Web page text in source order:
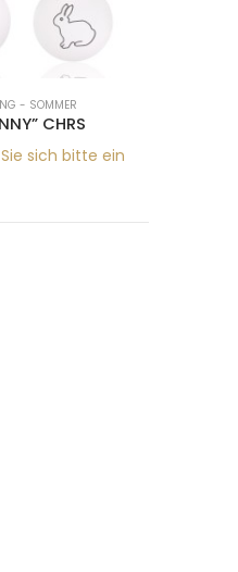
- SOMMER
CHRS
sich bitte ein